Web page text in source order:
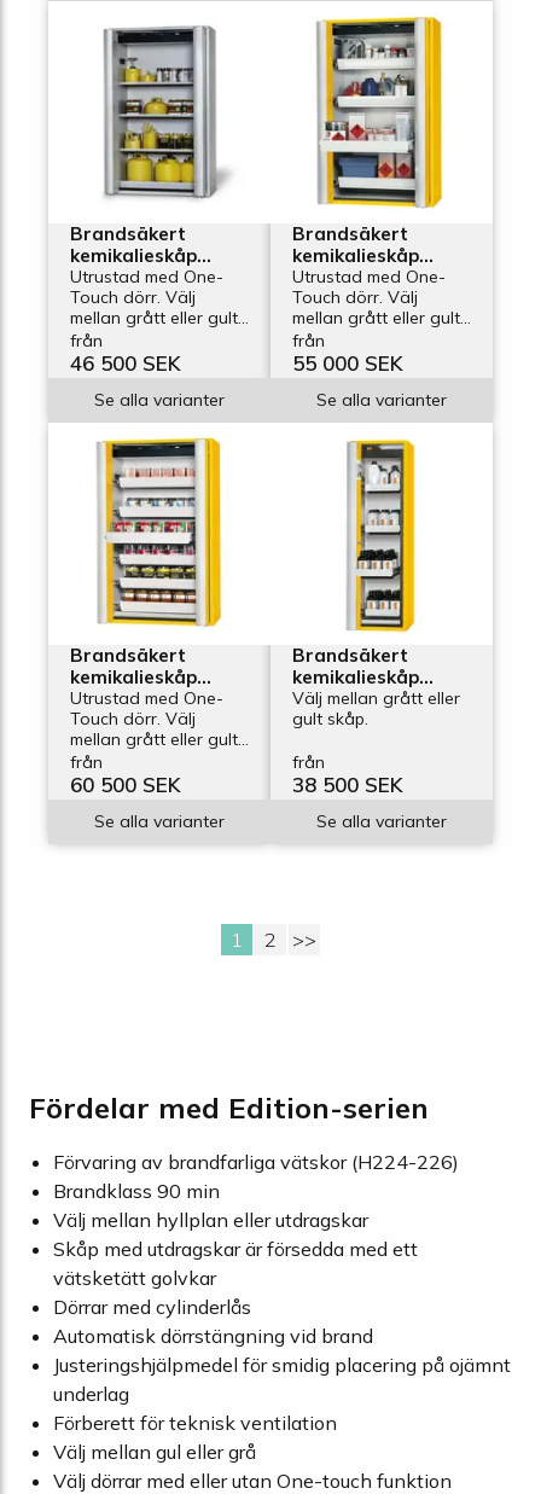
Brandsäkert
kemikalieskåp
Edition GF-1201,
bredd 1200 mm, 3
hyllplan, vikdörrar
Utrustad med One-
Touch dörr. Välj
mellan grått eller gult
skåp.
från
46 500 SEK
Se alla varianter
Brandsäkert
kemikalieskåp
Edition GF-1201-4,
bredd 1200 mm, 4
utdragskar,
vikdörrar
Utrustad med One-
Touch dörr. Välj
mellan grått eller gult
skåp.
från
55 000 SEK
Se alla varianter
Brandsäkert
kemikalieskåp
Edition GF-1201-6,
bredd 1200 mm, 6
utdragskar,
vikdörrar
Utrustad med One-
Touch dörr. Välj
mellan grått eller gult
skåp.
från
60 500 SEK
Se alla varianter
Brandsäkert
kemikalieskåp
Edition GF-601-4L,
bredd 600 mm, 4
vänsterhängd
vikdörr
Välj mellan grått eller
gult skåp.
från
38 500 SEK
Se alla varianter
1 2 >>
Fördelar med Edition-serien
Förvaring av brandfarliga vätskor (H224-226)
Brandklass 90 min
Välj mellan hyllplan eller utdragskar
Skåp med utdragskar är försedda med ett
vätsketätt golvkar
Dörrar med cylinderlås
Automatisk dörrstängning vid brand
Justeringshjälpmedel för smidig placering på ojämnt
underlag
Förberett för teknisk ventilation
Välj mellan gul eller grå
Välj dörrar med eller utan One-touch funktion